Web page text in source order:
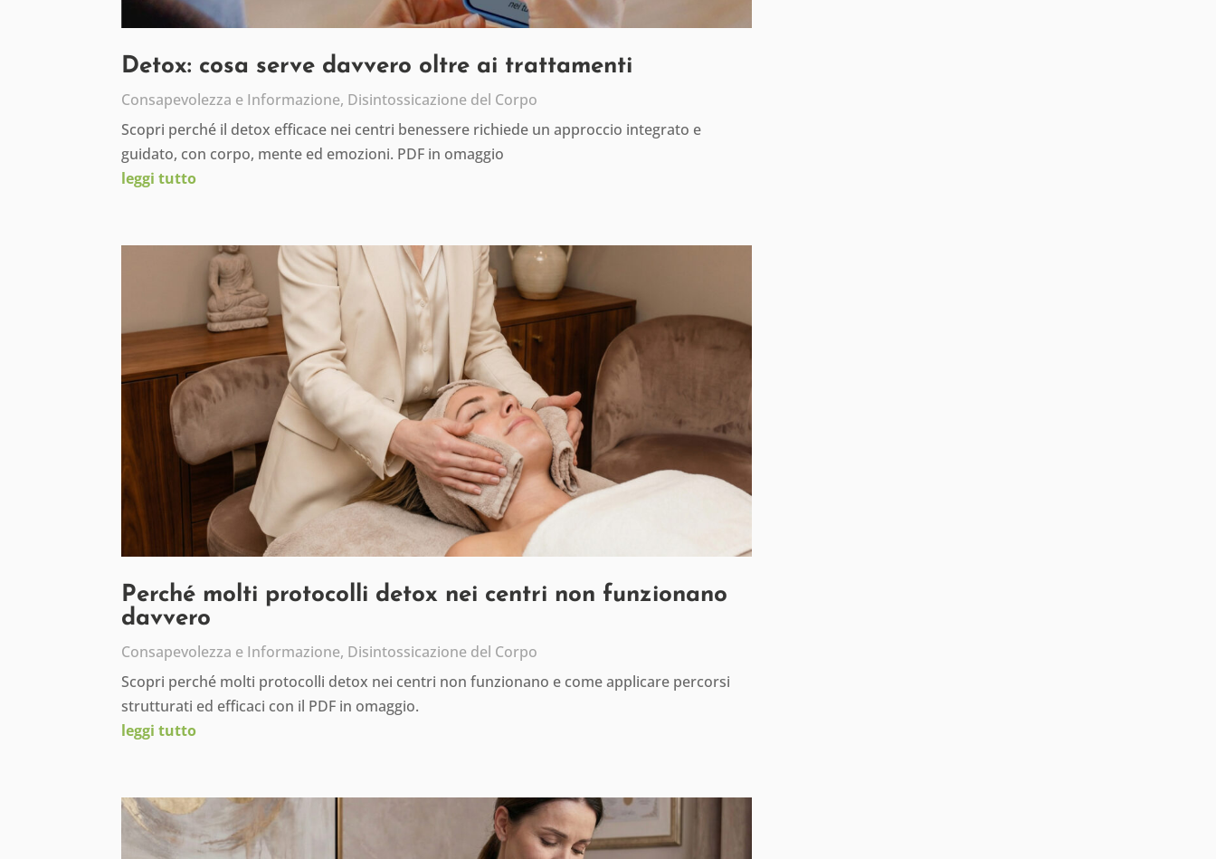
Detox: cosa serve davvero oltre ai trattamenti
Consapevolezza e Informazione, Disintossicazione del Corpo
Scopri perché il detox efficace nei centri benessere richiede un approccio integrato e
guidato, con corpo, mente ed emozioni. PDF in omaggio
leggi tutto
Perché molti protocolli detox nei centri non funzionano
davvero
Consapevolezza e Informazione, Disintossicazione del Corpo
Scopri perché molti protocolli detox nei centri non funzionano e come applicare percorsi
strutturati ed efficaci con il PDF in omaggio.
leggi tutto